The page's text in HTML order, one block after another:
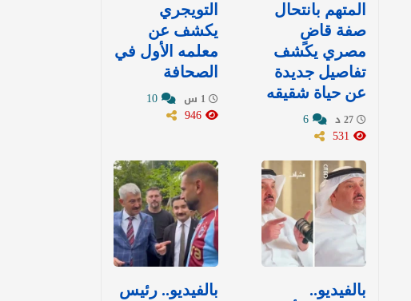
المتهم بانتحال
صفة قاضٍ
مصري يكشف
تفاصيل جديدة
عن حياة شقيقه
التويجري
يكشف عن
معلمه الأول في
الصحافة
بالفيديو..
بالفيديو.. رئيس